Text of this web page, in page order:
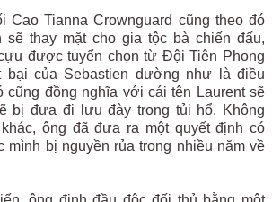
Cao Tianna Crownguard cũng theo đó
sẽ thay mặt cho gia tộc bà chiến đấu,
được tuyển chọn từ Đội Tiên Phong
bại của Sebastien dường như là điều
cũng đồng nghĩa với cái tên Laurent sẽ
bị đưa đi lưu đày trong tủi hổ. Không
ông đã đưa ra một quyết định có
mình bị nguyền rủa trong nhiều năm về